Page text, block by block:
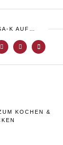
K AUF…
KOCHEN &